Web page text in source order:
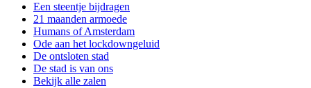
Een steentje bijdragen
21 maanden armoede
Humans of Amsterdam
Ode aan het lockdowngeluid
De ontsloten stad
De stad is van ons
Bekijk alle zalen